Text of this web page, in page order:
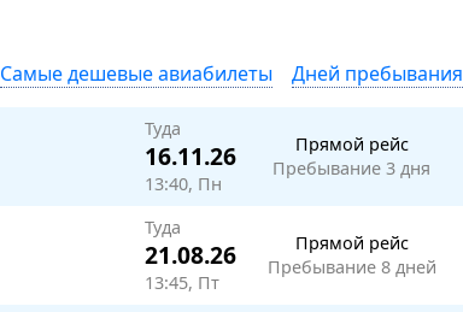
Самые дешевые авиабилеты Дней пребывания
Туда
16.11.26
13:40, Пн
Прямой рейс
Пребывание 3 дня
Туда
21.08.26
13:45, Пт
Прямой рейс
Пребывание 8 дней